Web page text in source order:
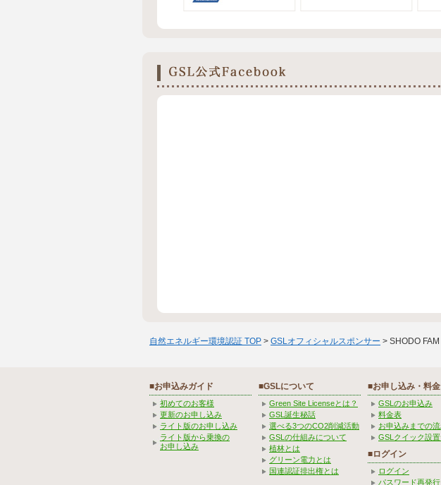
自然エネルギー環境認証 TOP > GSLオフィシャルスポンサー > SHODO
■お申込みガイド
初めてのお客様
更新のお申し込み
ライト版のお申し込み
ライト版から乗換の
お申し込み
■GSLについて
Green Site Licenseとは？
GSL誕生秘話
選べる3つのCO2削減活動
GSLの仕組みについて
植林とは
グリーン電力とは
国連認証排出権とは
■お申し込み・料金
GSLのお申込み
料金表
お申込みまでの
GSLクイック設置
■ログイン
ログイン
パスワード再発行